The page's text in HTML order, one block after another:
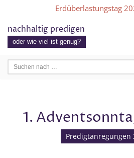
Zum
Inhalt
Erdüberlastungstag
nachhaltig predigen
oder wie viel ist genug?
1.
Predigtanregungen